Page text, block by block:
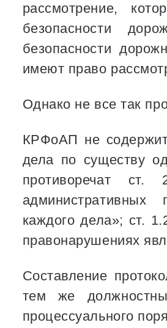
рассмотрение,
безопасности
безопасности
имеют право
Однако не все так
КРФоАП не содержит
дела по существу
противоречат
административных
каждого дела»; ст.
правонарушениях
Составление
тем же
процессуального